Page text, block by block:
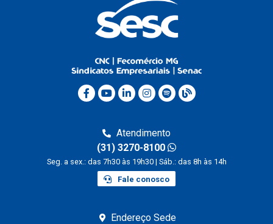
Atendimento
(31) 3270-8100
Seg. a sex.: das 7h30 às 19h30 | Sáb.: das 8h às 14h
Fale conosco
Endereço Sede